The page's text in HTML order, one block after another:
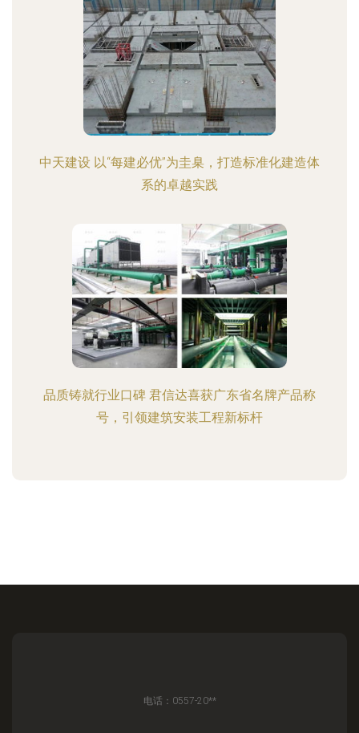
中天建设 以“每建必优”为圭臬，打造标准化建造体
系的卓越实践
品质铸就行业口碑 君信达喜获广东省名牌产品称
号，引领建筑安装工程新标杆
电话：0557-20**